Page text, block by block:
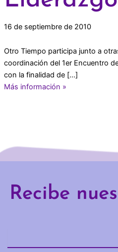
16 de septiembre de 2010
Otro Tiempo participa junto a
coordinación del 1er Encuentro
con la finalidad de […]
Más información »
Recibe